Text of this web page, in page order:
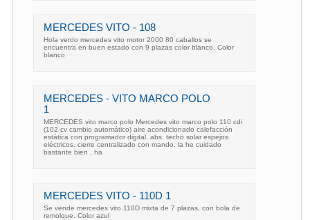
MERCEDES VITO - 108
Hola verdo mercedes vito motor 2000 80 caballos se
encuentra en buen estado con 9 plazas color blanco. Color
blanco
MERCEDES - VITO MARCO POLO
1
MERCEDES vito marco polo Mercedes vito marco polo 110 cdi
(102 cv cambio automático) aire acondicionado calefacción
estática con programador digital. abs. techo solar espejos
eléctricos. cierre centralizado con mando. la he cuidado
bastante bien , ha
MERCEDES VITO - 110D 1
Se vende mercedes vito 110D mixta de 7 plazas, con bola de
remolque. Color azul